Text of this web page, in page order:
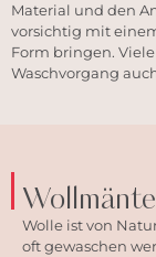
Material und den
vorsichtig mit
Form bringen.
Waschvorgang
Wolle ist von
oft gewaschen